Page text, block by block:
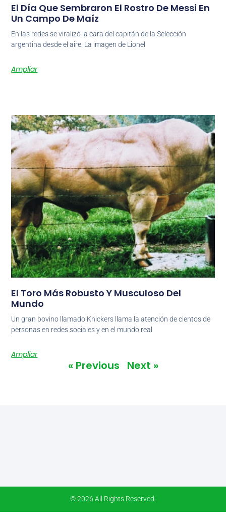
El Día Que Sembraron El Rostro De Messi En
Un Campo De Maíz
En las redes se viralizó la cara del capitán de la Selección
argentina desde el aire. La imagen de Lionel
Ampliar
El Toro Más Robusto Y Musculoso Del
Mundo
Un gran bovino llamado Knickers llama la atención de cientos de
personas en redes sociales y en el mundo real
Ampliar
« Previous Next »
© 2026 All Rights Reserved.